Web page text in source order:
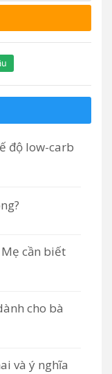
độ low-carb
cần biết
cho bà
và ý nghĩa